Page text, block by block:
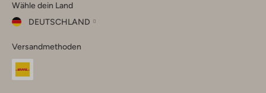
Instagram
Facebook
TikTok
Wähle dein Land
DEUTSCHLAND
dein
Land
Versandmethoden